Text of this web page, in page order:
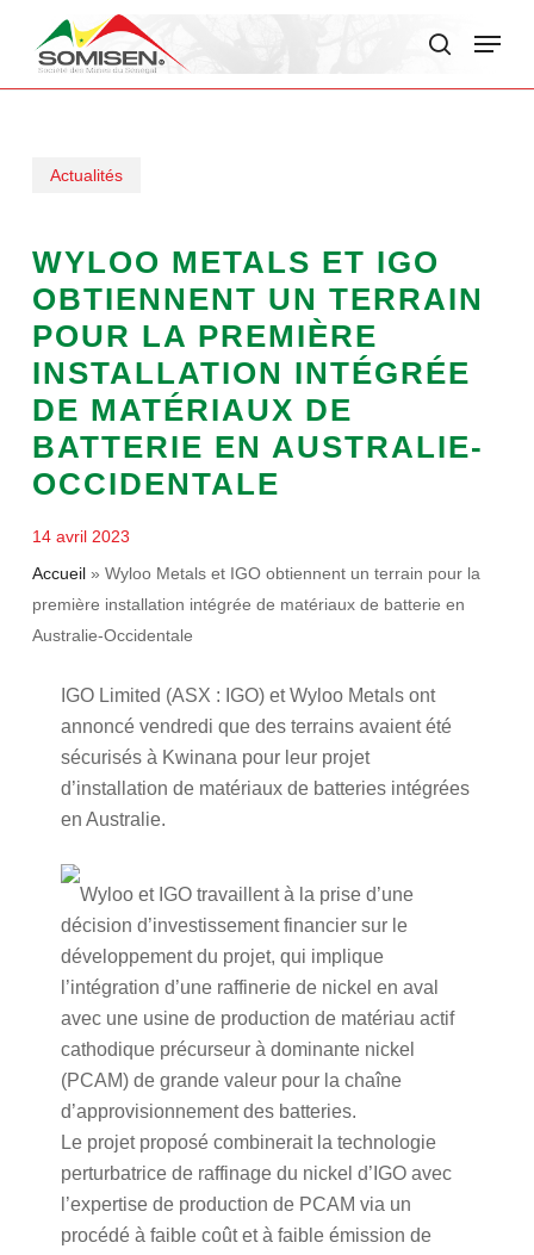
Menu
Actualités
WYLOO METALS ET IGO
OBTIENNENT UN TERRAIN
POUR LA PREMIÈRE
INSTALLATION INTÉGRÉE
DE MATÉRIAUX DE
BATTERIE EN AUSTRALIE-
OCCIDENTALE
14 avril 2023
Accueil» Wyloo Metals et IGO obtiennent un terrain pour la
première installation intégrée de matériaux de batterie en
Australie-Occidentale
IGO Limited (ASX : IGO) et Wyloo Metals ont
annoncé vendredi que des terrains avaient été
sécurisés à Kwinana pour leur projet
d’installation de matériaux de batteries intégrées
en Australie.
Wyloo et IGO travaillent à la prise d’une
décision d’investissement financier sur le
développement du projet, qui implique
l’intégration d’une raffinerie de nickel en aval
avec une usine de production de matériau actif
cathodique précurseur à dominante nickel
(PCAM) de grande valeur pour la chaîne
d’approvisionnement des batteries.
Le projet proposé combinerait la technologie
perturbatrice de raffinage du nickel d’IGO avec
l’expertise de production de PCAM via un
procédé à faible coût et à faible émission de